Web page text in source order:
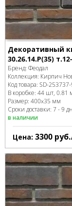
Декоративный
30.26.14.Р(35)
Бренд: Феодал
Коллекция: Кирпич
Код товара: SD-253737
В коробке: 44 шт, 0.81
Размер: 400x35 мм
Сроки доставки: 7 - 9
в наличии
Цена: 3300 руб.